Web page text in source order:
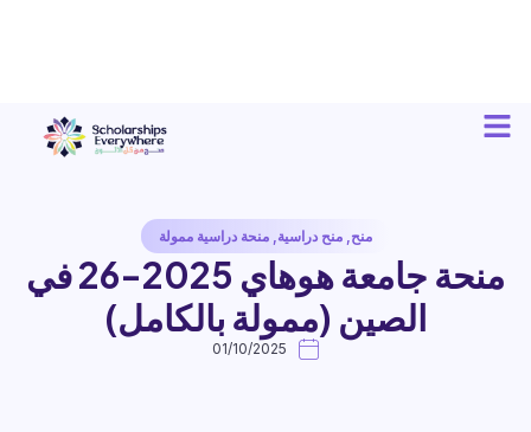
منح, منح دراسية, منحة دراسية ممولة
منحة جامعة هوهاي 2025-26 في
الصين (ممولة بالكامل)
01/10/2025